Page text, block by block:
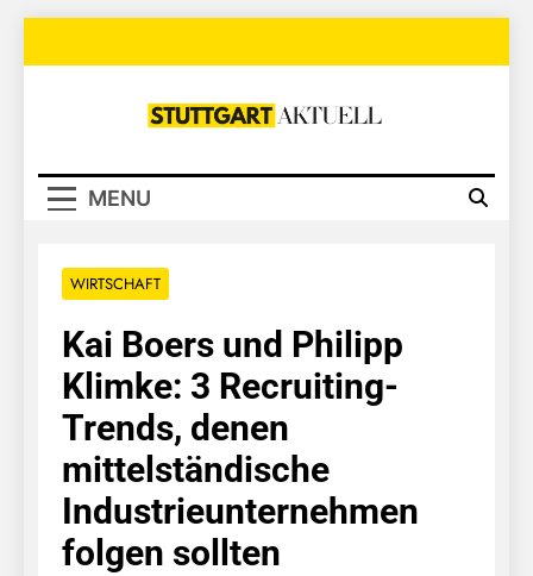
Stuttgart
MENU
WIRTSCHAFT
Kai Boers und Philipp
Klimke: 3 Recruiting-
Trends, denen
mittelständische
Industrieunternehmen
folgen sollten